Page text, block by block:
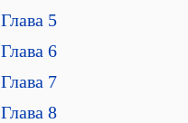
Глава 5
Глава 6
Глава 7
Глава 8